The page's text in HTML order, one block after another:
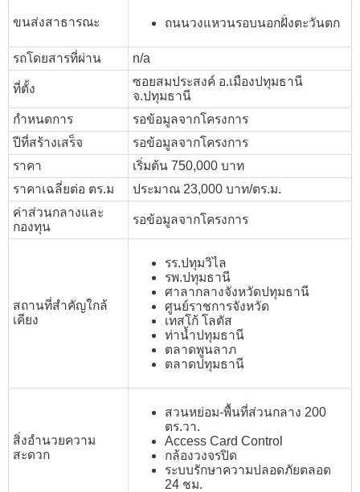
ขนส่งสาธารณะ ถนนวงแหวนรอบนอกฝั่งตะวันตก
รถโดยสารที่ผ่าน n/a
ที่ตั้ง
ซอยสมประสงค์ อ.เมืองปทุมธานี
จ.ปทุมธานี
กำหนดการ
รอข้อมูลจากโครงการ
ปีที่สร้างเสร็จ
รอข้อมูลจากโครงการ
ราคา
เริ่มต้น 750,000 บาท
ราคาเฉลี่ยต่อ ตร.ม
ประมาณ 23,000 บาท/ตร.ม.
ค่าส่วนกลางและ
กองทุน
รอข้อมูลจากโครงการ
สถานที่สำคัญใกล้
เคียง
รร.ปทุมวิไล
รพ.ปทุมธานี
ศาลากลางจังหวัดปทุมธานี
ศูนย์ราชการจังหวัด
เทสโก้ โลตัส
ท่าน้ำปทุมธานี
ตลาดพูนลาภ
ตลาดปทุมธานี
สิ่งอำนวยความ
สะดวก
สวนหย่อม-พื้นที่ส่วนกลาง 200
ตร.วา.
Access Card Control
กล้องวงจรปิด
ระบบรักษาความปลอดภัยตลอด
24 ชม.